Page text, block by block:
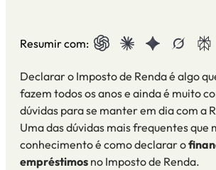
Resumir com:
Declarar o Imposto de Renda é algo
fazem todos os anose ainda é muito
dúvidas para se manter em dia com a
Uma das dúvidas mais frequentes que
conhecimento é como declarar o
empréstimos no Imposto de Renda.